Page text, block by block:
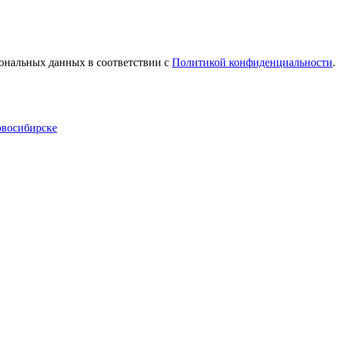
данных в соответствии с Политикой конфиденциальности.